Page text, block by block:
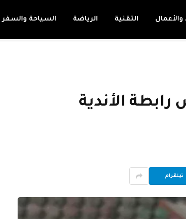
والأعمال التقنية الرياضة السياحة والسفر
رابطة الأندية
تيلقرام